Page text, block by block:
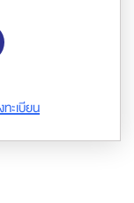
ทะเบียน